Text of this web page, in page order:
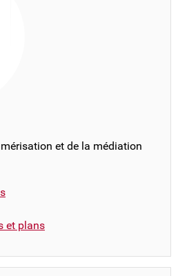
et de la médiation
et plans